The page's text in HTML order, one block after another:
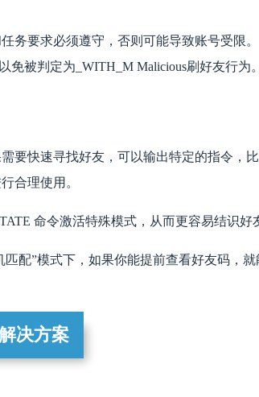
务要求必须遵守，否则可能导致账号受限。
免被判定为_WITH_M Malicious刷好友行为。
要快速寻找好友，可以输出特定的指令，
合理使用。
命令激活特殊模式，从而更容易结识好
匹配”模式下，如果你能提前查看好友码，
决方案